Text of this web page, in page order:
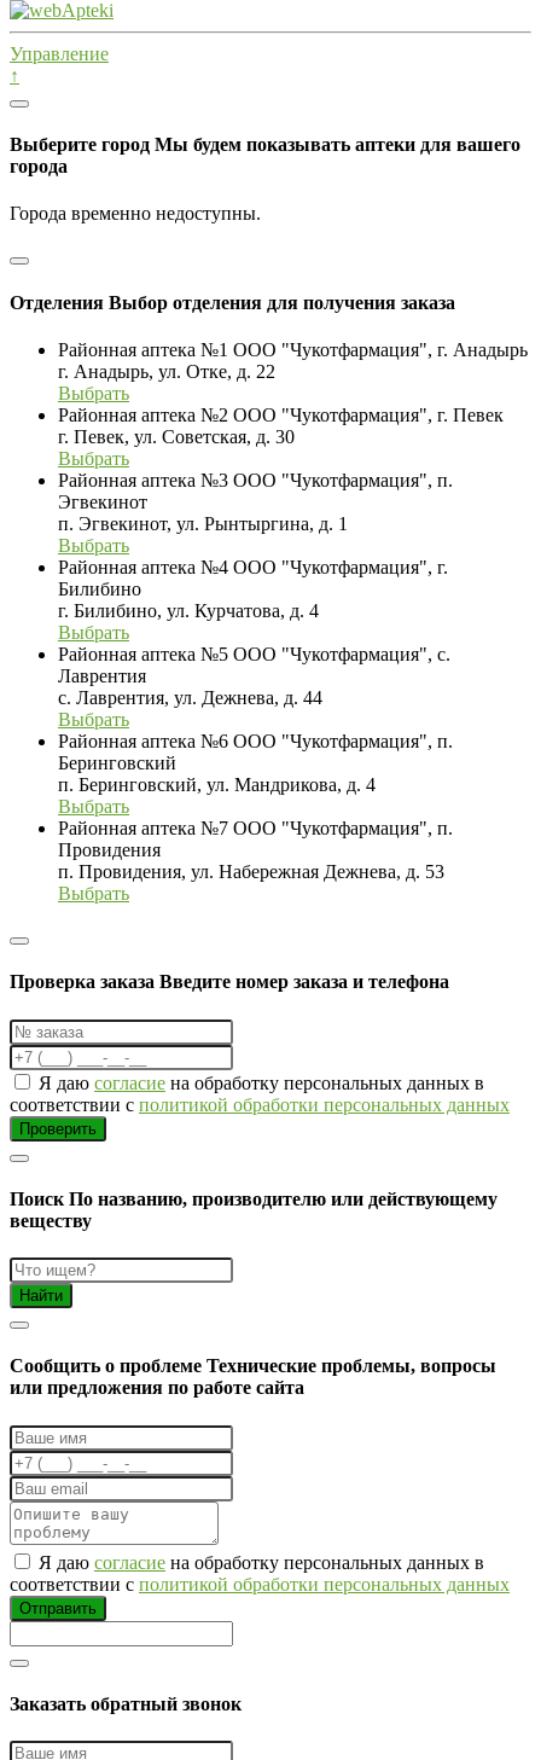
Управление
↑
Выберите город Мы будем показывать аптеки для вашего
города
Города временно недоступны.
Отделения Выбор отделения для получения заказа
Районная аптека №1 ООО "Чукотфармация", г. Анадырь
г. Анадырь, ул. Отке, д. 22
Выбрать
Районная аптека №2 ООО "Чукотфармация", г. Певек
г. Певек, ул. Советская, д. 30
Выбрать
Районная аптека №3 ООО "Чукотфармация", п.
Эгвекинот
п. Эгвекинот, ул. Рынтыргина, д. 1
Выбрать
Районная аптека №4 ООО "Чукотфармация", г.
Билибино
г. Билибино, ул. Курчатова, д. 4
Выбрать
Районная аптека №5 ООО "Чукотфармация", с.
Лаврентия
с. Лаврентия, ул. Дежнева, д. 44
Выбрать
Районная аптека №6 ООО "Чукотфармация", п.
Беринговский
п. Беринговский, ул. Мандрикова, д. 4
Выбрать
Районная аптека №7 ООО "Чукотфармация", п.
Провидения
п. Провидения, ул. Набережная Дежнева, д. 53
Выбрать
Проверка заказа Введите номер заказа и телефона
Я даю согласие на обработку персональных данных в
соответствии с политикой обработки персональных данных
Проверить
Поиск По названию, производителю или действующему
веществу
Найти
Cообщить о проблеме Технические проблемы, вопросы
или предложения по работе сайта
Я даю согласие на обработку персональных данных в
соответствии с политикой обработки персональных данных
Отправить
Заказать обратный звонок